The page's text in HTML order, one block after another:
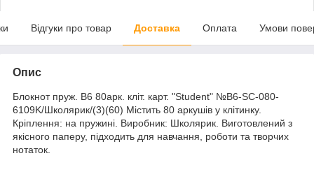
Відгуки про товар Доставка Оплата Умови
Опис
Блокнот пруж. B6 80арк. кліт. карт. "Student" №B6-SC-080-
6109K/Школярик/(3)(60) Містить 80 аркушів у клітинку.
Кріплення: на пружині. Виробник: Школярик. Виготовлений з
якісного паперу, підходить для навчання, роботи та творчих
нотаток.